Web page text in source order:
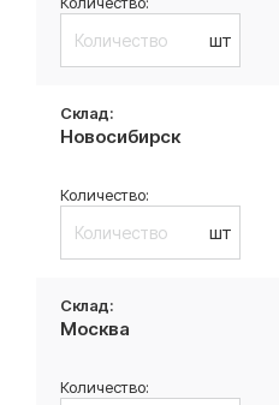
шт
Новосибирск
шт
Москва